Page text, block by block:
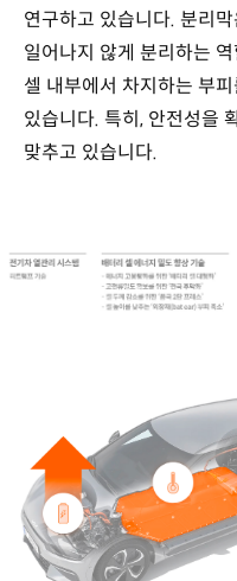
연구하고 있습니다. 분리
일어나지 않게 분리하는
셀 내부에서 차지하는 부
있습니다. 특히, 안전성을
맞추고 있습니다.